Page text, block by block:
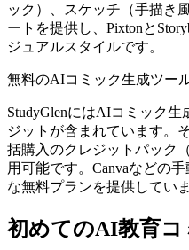
ック）、スケッチ（手描き
ートを提供し、Pixtonと
ジュアルスタイルです。
無料のAIコミック生成ツー
StudyGlenにはAIコミック
ジットが含まれています。
括購入のクレジットパック
用可能です。Canvaなどの
な無料プランを提供していま
初めてのAI教育コ